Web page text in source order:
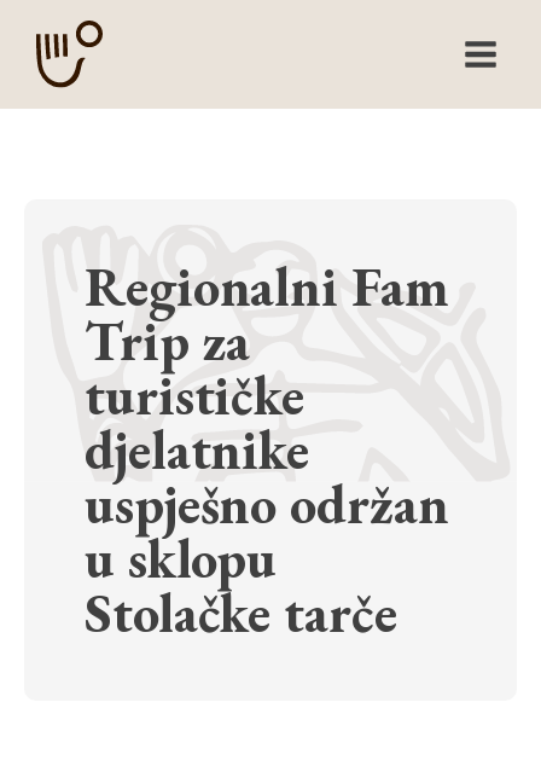
Regionalni Fam
Trip za
turističke
djelatnike
uspješno održan
u sklopu
Stolačke tarče